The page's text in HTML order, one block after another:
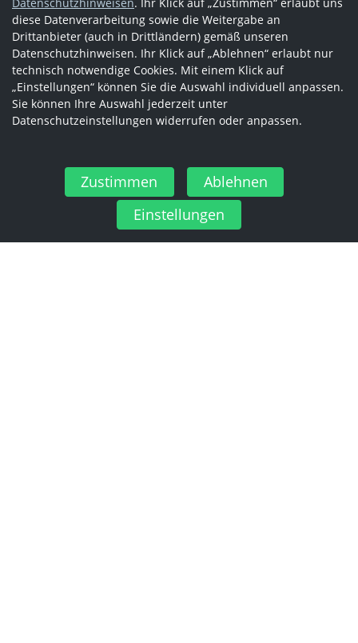
diese Datenverarbeitung sowie die Weitergabe an
Drittanbieter (auch in Drittländern) gemäß unseren
Datenschutzhinweisen. Ihr Klick auf „Ablehnen“ erlaubt nur
technisch notwendige Cookies. Mit einem Klick auf
„Einstellungen“ können Sie die Auswahl individuell anpassen.
Sie können Ihre Auswahl jederzeit unter
Datenschutzeinstellungen widerrufen oder anpassen.
Zustimmen
Ablehnen
Einstellungen